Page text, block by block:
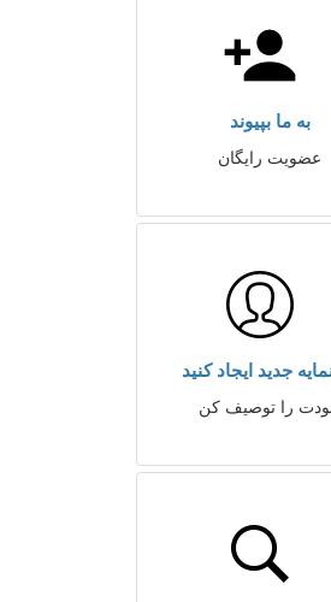
به ما بپیوند
عضویت رایگان
جدید ایجاد کنید
را توصیف کن